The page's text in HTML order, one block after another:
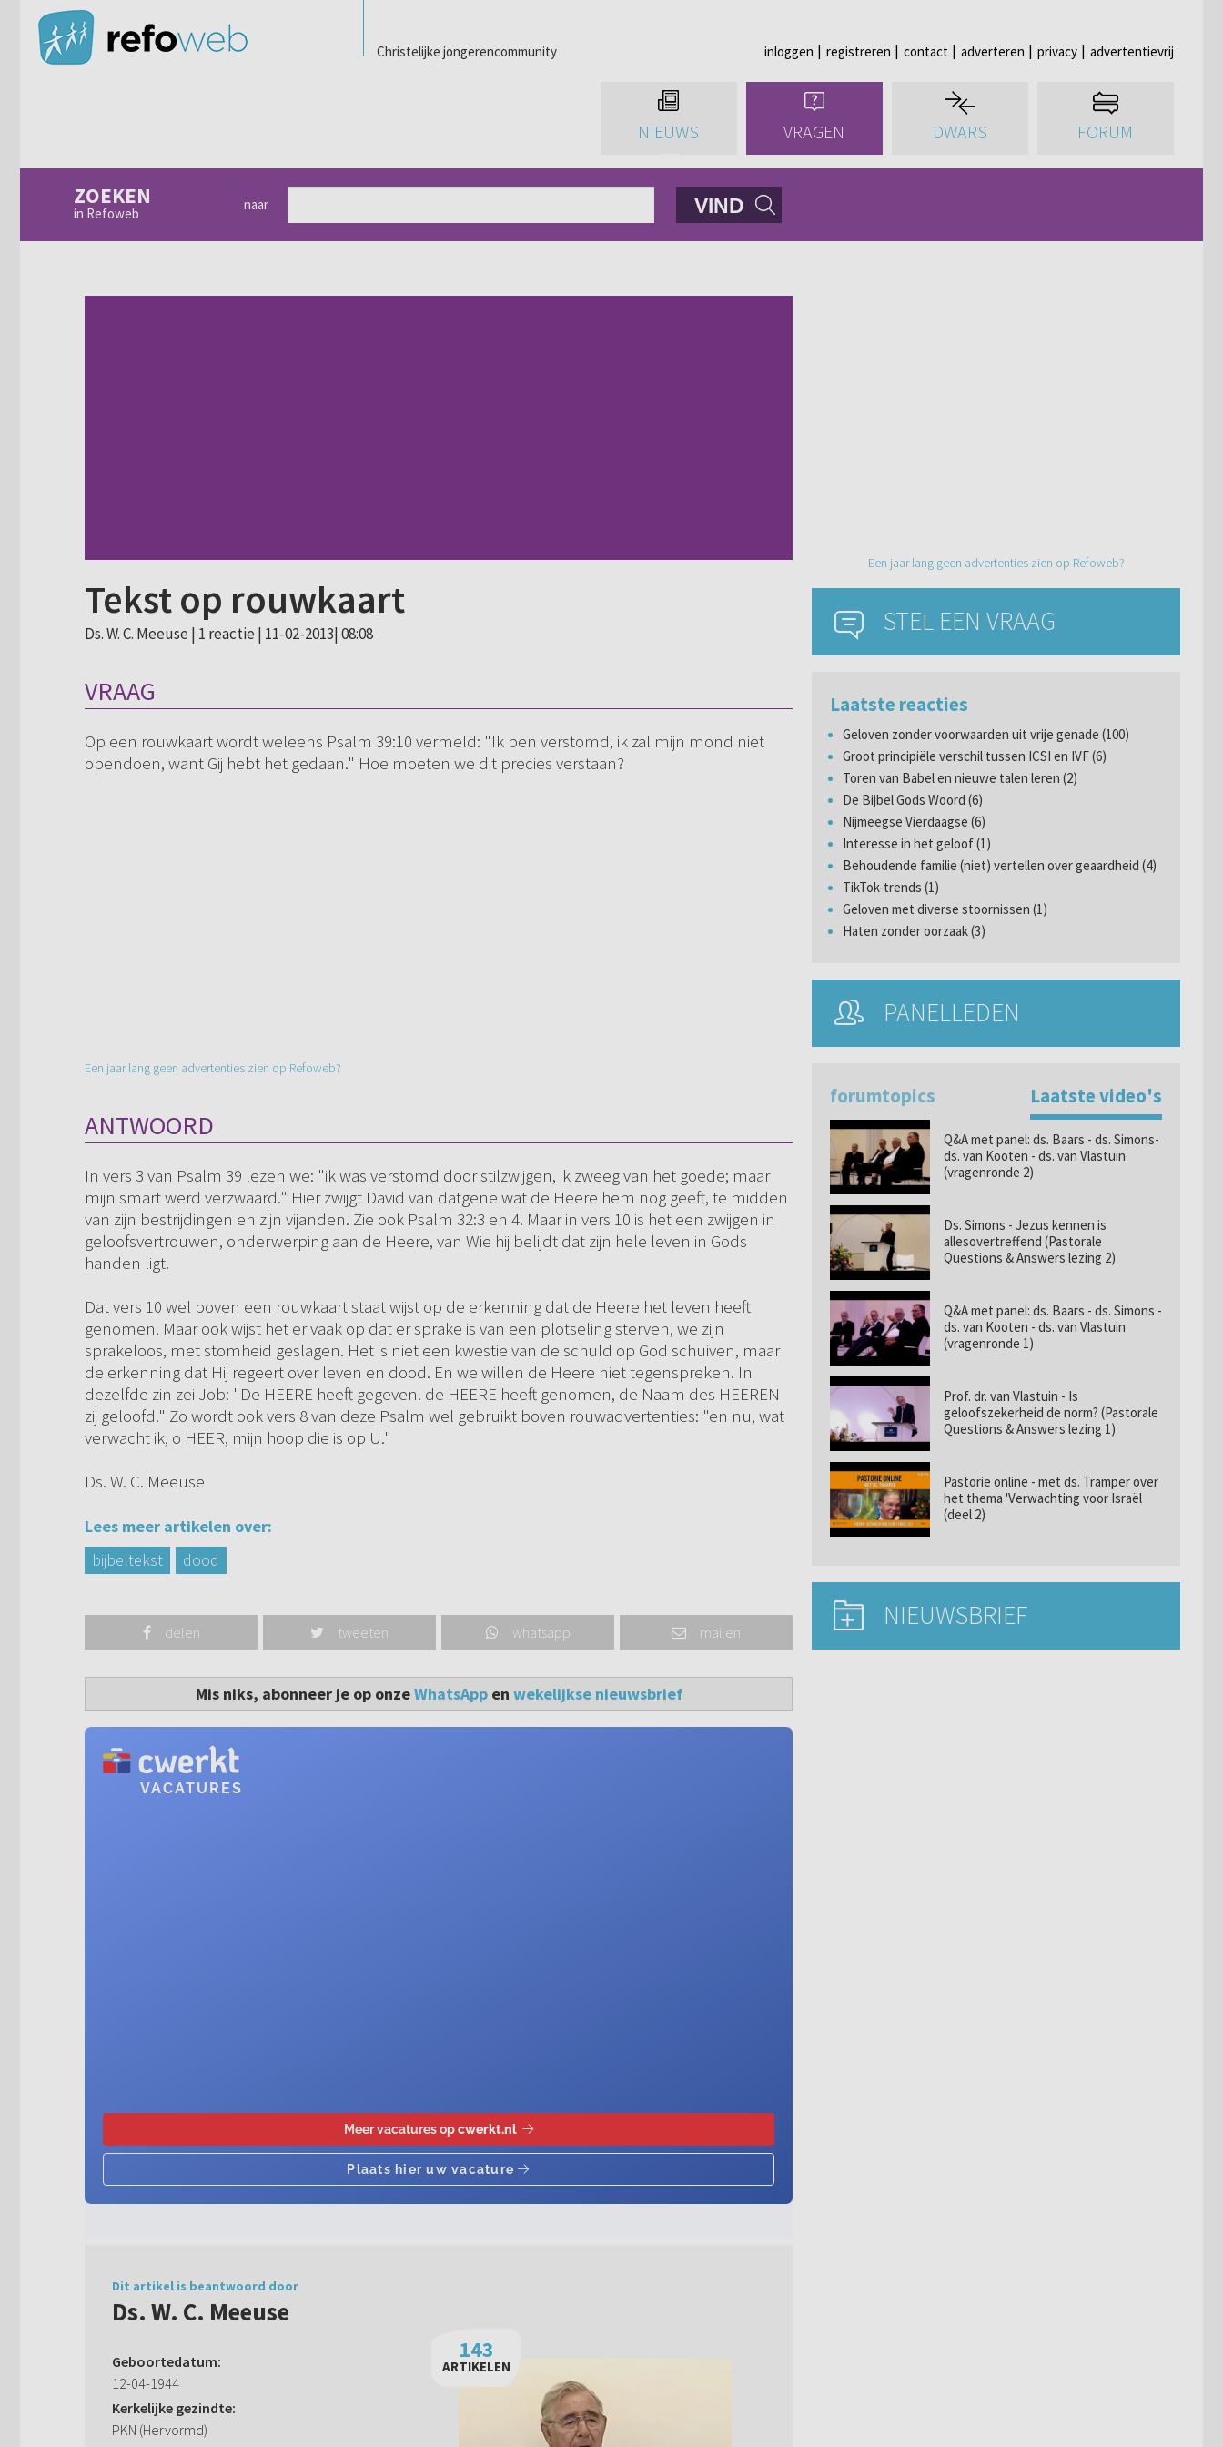
Christelijke jongerencommunity inloggen registreren contact adverteren privacy advertentievrij
NIEUWS VRAGEN DWARS FORUM
ZOEKEN
in Refoweb
naar VIND
Tekst op rouwkaart
Ds. W. C. Meeuse | 1 reactie | 11-02-2013| 08:08
VRAAG
Op een rouwkaart wordt weleens Psalm 39:10 vermeld: "Ik ben verstomd, ik zal mijn mond niet
opendoen, want Gij hebt het gedaan." Hoe moeten we dit precies verstaan?
Een jaar lang geen advertenties zien op Refoweb?
ANTWOORD
In vers 3 van Psalm 39 lezen we: "ik was verstomd door stilzwijgen, ik zweeg van het goede; maar
mijn smart werd verzwaard." Hier zwijgt David van datgene wat de Heere hem nog geeft, te midden
van zijn bestrijdingen en zijn vijanden. Zie ook Psalm 32:3 en 4. Maar in vers 10 is het een zwijgen in
geloofsvertrouwen, onderwerping aan de Heere, van Wie hij belijdt dat zijn hele leven in Gods
handen ligt.
Dat vers 10 wel boven een rouwkaart staat wijst op de erkenning dat de Heere het leven heeft
genomen. Maar ook wijst het er vaak op dat er sprake is van een plotseling sterven, we zijn
sprakeloos, met stomheid geslagen. Het is niet een kwestie van de schuld op God schuiven, maar
de erkenning dat Hij regeert over leven en dood. En we willen de Heere niet tegenspreken. In
dezelfde zin zei Job: "De HEERE heeft gegeven. de HEERE heeft genomen, de Naam des HEEREN
zij geloofd." Zo wordt ook vers 8 van deze Psalm wel gebruikt boven rouwadvertenties: "en nu, wat
verwacht ik, o HEER, mijn hoop die is op U."
Ds. W. C. Meeuse
Lees meer artikelen over:
bijbeltekst
dood
delen tweeten whatsapp mailen
Mis niks, abonneer je op onzeWhatsAppen wekelijkse nieuwsbrief
Dit artikel is beantwoord door
Ds. W. C. Meeuse
Geboortedatum:
12-04-1944
Kerkelijke gezindte:
PKN (Hervormd)
143
ARTIKELEN
Een jaar lang geen advertenties zien op Refoweb?
STEL EEN VRAAG
Laatste reacties
Geloven zonder voorwaarden uit vrije genade (100)
Groot principiële verschil tussen ICSI en IVF (6)
Toren van Babel en nieuwe talen leren (2)
De Bijbel Gods Woord (6)
Nijmeegse Vierdaagse (6)
Interesse in het geloof (1)
Behoudende familie (niet) vertellen over geaardheid (4)
TikTok-trends (1)
Geloven met diverse stoornissen (1)
Haten zonder oorzaak (3)
PANELLEDEN
forumtopics Laatste video's
Q&A met panel: ds. Baars - ds. Simons-
ds. van Kooten - ds. van Vlastuin
(vragenronde 2)
Ds. Simons - Jezus kennen is
allesovertreffend (Pastorale
Questions & Answers lezing 2)
Q&A met panel: ds. Baars - ds. Simons -
ds. van Kooten - ds. van Vlastuin
(vragenronde 1)
Prof. dr. van Vlastuin - Is
geloofszekerheid de norm? (Pastorale
Questions & Answers lezing 1)
Pastorie online - met ds. Tramper over
het thema 'Verwachting voor Israël
(deel 2)
NIEUWSBRIEF